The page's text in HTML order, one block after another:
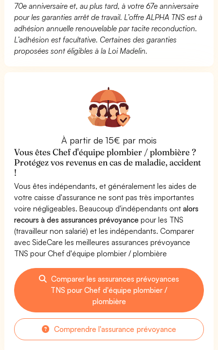
70e anniversaire et, au plus tard, à votre 67e anniversaire
pour les garanties arrêt de travail. L’offre ALPHA TNS est à
adhésion annuelle renouvelable par tacite reconduction.
L’adhésion est facultative. Certaines des garanties
proposées sont éligibles à la Loi Madelin.
À partir de 15€ par mois
Vous êtes Chef d'équipe plombier / plombière ?
Protégez vos revenus en cas de maladie, accident
!
Vous êtes indépendants, et généralement les aides de
votre caisse d'assurance ne sont pas très importantes
voire négligeables. Beaucoup d'indépendants ontalors
recours à des assurances prévoyance pour les TNS
(travailleur non salarié) et les indépendants. Comparer
avec SideCare les meilleures assurances prévoyance
TNS pour Chef d'équipe plombier / plombière
Comparer les assurances prévoyances
TNS pour Chef d'équipe plombier /
plombière
Comprendre l'assurance prévoyance